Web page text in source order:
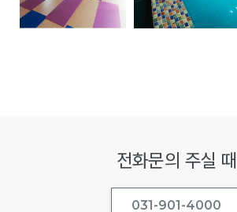
전화문의 주실 때
031-901-4000